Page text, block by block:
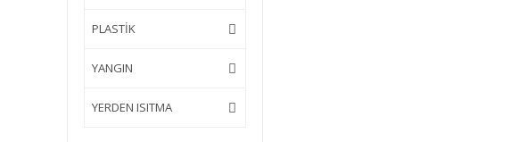
PLASTİK
YANGIN
YERDEN ISITMA